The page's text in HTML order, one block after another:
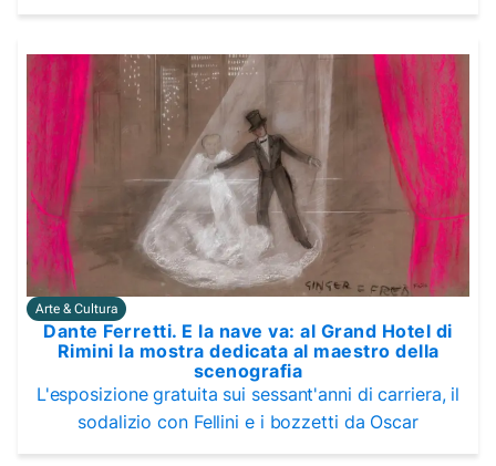
Arte & Cultura
Dante Ferretti. E la nave va: al Grand Hotel di
Rimini la mostra dedicata al maestro della
scenografia
L'esposizione gratuita sui sessant'anni di carriera, il
sodalizio con Fellini e i bozzetti da Oscar